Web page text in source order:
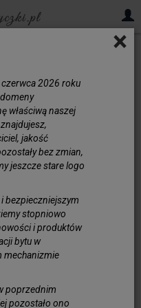
×
2026 roku
właściwą naszej
jakość
bez zmian,
jeszcze stare logo
bezpieczniejszym
stopniowo
i produktów
bytu w
mechanizmie
poprzednim
pozostało ono
metrów